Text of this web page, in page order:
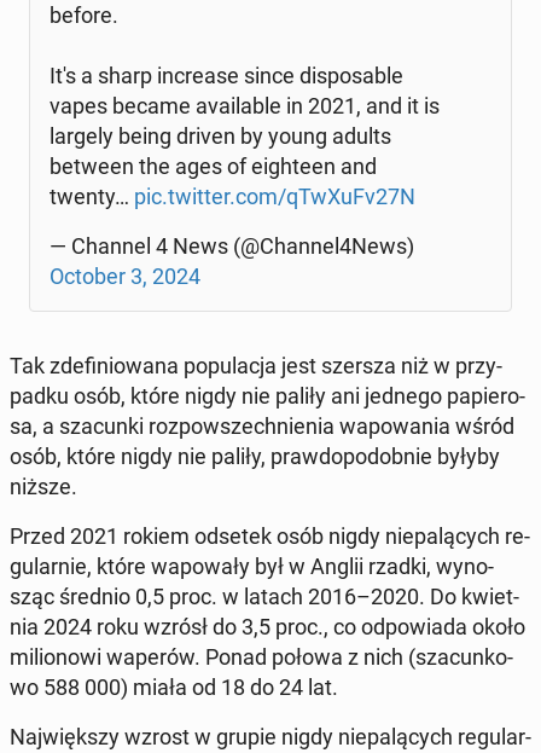
before.
It's a sharp in­cre­ase since di­spo­sa­ble
vapes became ava­ila­ble in 2021, and it is
largely being driven by young adults
between the ages of eigh­te­en and
twenty… pic.twitter.com/qTwXuFv27N
— Channel 4 News (@Channel4News)
October 3, 2024
Tak zde­fi­nio­wa­na po­pu­la­cja jest szersza niż w przy­
pad­ku osób, które nigdy nie paliły ani jednego pa­pie­ro­
sa, a sza­cun­ki roz­po­wszech­nie­nia wa­po­wa­nia wśród
osób, które nigdy nie paliły, praw­do­po­dob­nie byłyby
niższe.
Przed 2021 rokiem odsetek osób nigdy nie­pa­lą­cych re­
gu­lar­nie, które wa­po­wa­ły był w Anglii rzadki, wy­no­
sząc średnio 0,5 proc. w latach 2016–2020. Do kwiet­
nia 2024 roku wzrósł do 3,5 proc., co od­po­wia­da około
mi­lio­no­wi waperów. Ponad połowa z nich (sza­cun­ko­
wo 588 000) miała od 18 do 24 lat.
Naj­więk­szy wzrost w grupie nigdy nie­pa­lą­cych re­gu­lar­